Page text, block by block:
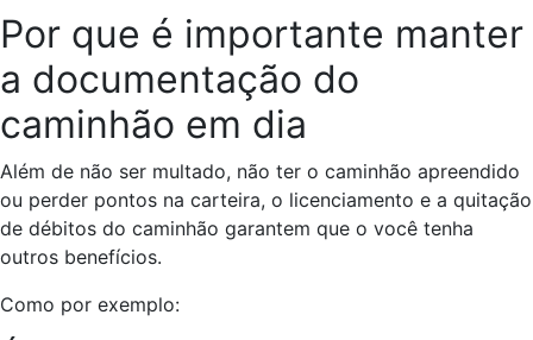
Por que é importante manter
a documentação do
caminhão em dia
Além de não ser multado, não ter o caminhão apreendido
ou perder pontos na carteira, o licenciamento e a quitação
de débitos do caminhão garantem que o você tenha
outros benefícios.
Como por exemplo: